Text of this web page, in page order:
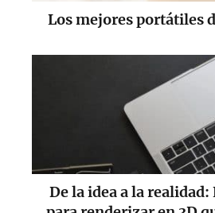
Los mejores portátiles
De la idea a la